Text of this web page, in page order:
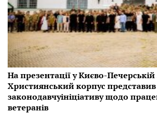
На презентації у Києво-Печерській
Християнський корпус представив
законодавчуініціативу щодо
ветеранів